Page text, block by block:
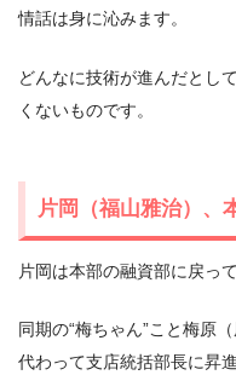
情話は身に沁みます。
どんなに技術が進んだとし
くないものです。
片岡（福山雅治）、
片岡は本部の融資部に戻っ
同期の“梅ちゃん”こと梅原
代わって支店統括部長に昇